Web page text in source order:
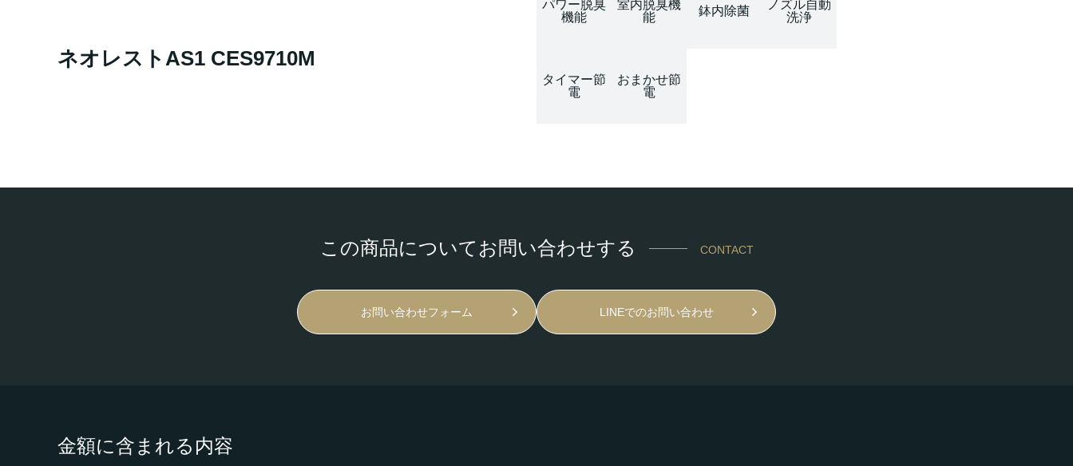
ネオレストAS1 CES9710M
パワー脱臭
機能
室内脱臭機
能
鉢内除菌
ノズル自動
洗浄
タイマー節
電
おまかせ節
電
この商品についてお問い合わせする CONTACT
お問い合わせフォーム LINEでのお問い合わせ
金額に含まれる内容